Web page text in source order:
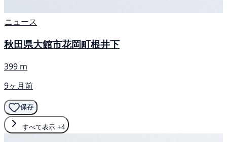
ニュース
秋田県大館市花岡町根井下
399 m
9ヶ月前
保存
すべて表示 +4